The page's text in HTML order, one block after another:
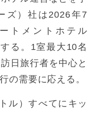
ズ）社は2026年7
トメントホテル
る。1室最大10名
日旅行者を中心と
の需要に応える。
ル）すべてにキッ